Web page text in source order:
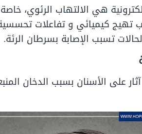
هي الالتهاب الرئوي،
كيميائي و تفاعلات
تسبب الإصابة بسرطان الرئة.
على الأسنان بسبب الدخان